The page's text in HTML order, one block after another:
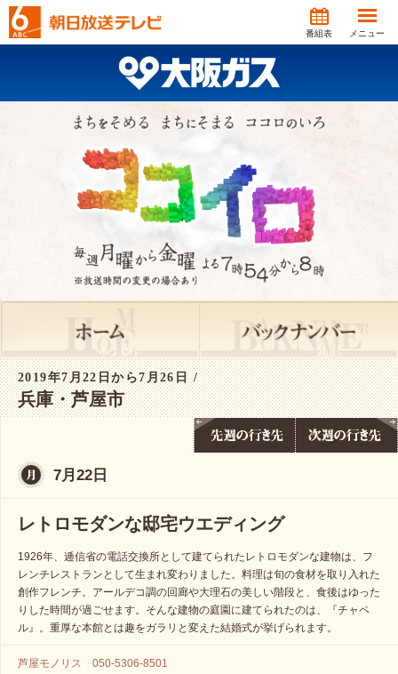
番組表 メニュー
2019年7月22日から7月26日 /
兵庫・芦屋市
7月22日
レトロモダンな邸宅ウエディング
1926年、逓信省の電話交換所として建てられたレトロモダンな建物は、フ
レンチレストランとして生まれ変わりました。料理は旬の食材を取り入れた
創作フレンチ。アールデコ調の回廊や大理石の美しい階段と、食後はゆった
りした時間が過ごせます。そんな建物の庭園に建てられたのは、『チャペ
ル』。重厚な本館とは趣をガラリと変えた結婚式が挙げられます。
芦屋モノリス 050-5306-8501